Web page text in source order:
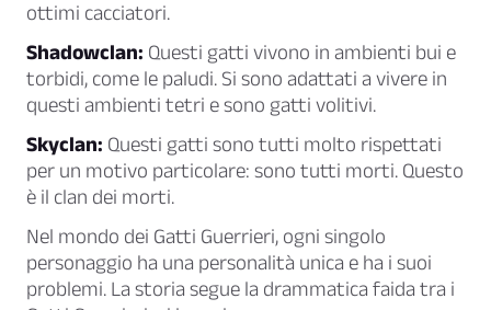
ottimi cacciatori.
Shadowclan: Questi gatti vivono in ambienti bui e
torbidi, come le paludi. Si sono adattati a vivere in
questi ambienti tetri e sono gatti volitivi.
Skyclan: Questi gatti sono tutti molto rispettati
per un motivo particolare: sono tutti morti. Questo
è il clan dei morti.
Nel mondo dei Gatti Guerrieri, ogni singolo
personaggio ha una personalità unica e ha i suoi
problemi. La storia segue la drammatica faida tra i